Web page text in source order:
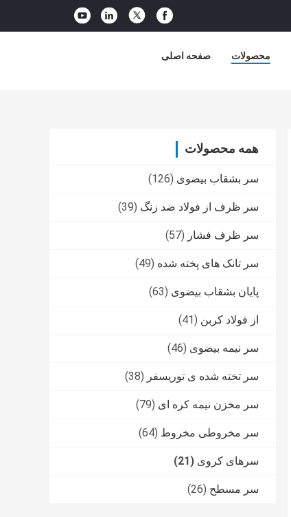
صفحه اصلی محصولات
همه محصولات
سر بشقاب بیضوی (126)
سر ظرف از فولاد ضد زنگ (39)
سر ظرف فشار (57)
سر تانک های پخته شده (49)
پایان بشقاب بیضوی (63)
از فولاد کربن (41)
سر نیمه بیضوی (46)
سر تخته شده ی توریسفر (38)
سر مخزن نیمه کره ای (79)
سر مخروطی مخروط (64)
سرهای کروی (21)
سر مسطح (26)